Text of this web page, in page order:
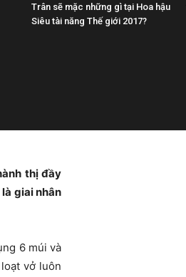
Trân sẽ mặc những gì tại Hoa hậu
Siêu tài năng Thế giới 2017?
thị đầy
giai nhân
6 múi và
vở luôn